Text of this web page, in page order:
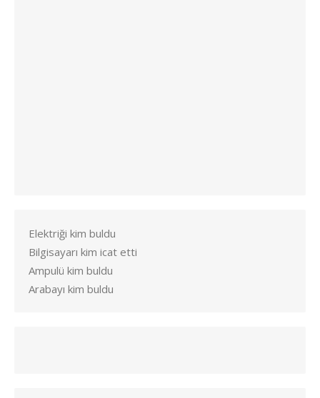
Elektriği kim buldu
Bilgisayarı kim icat etti
Ampulü kim buldu
Arabayı kim buldu